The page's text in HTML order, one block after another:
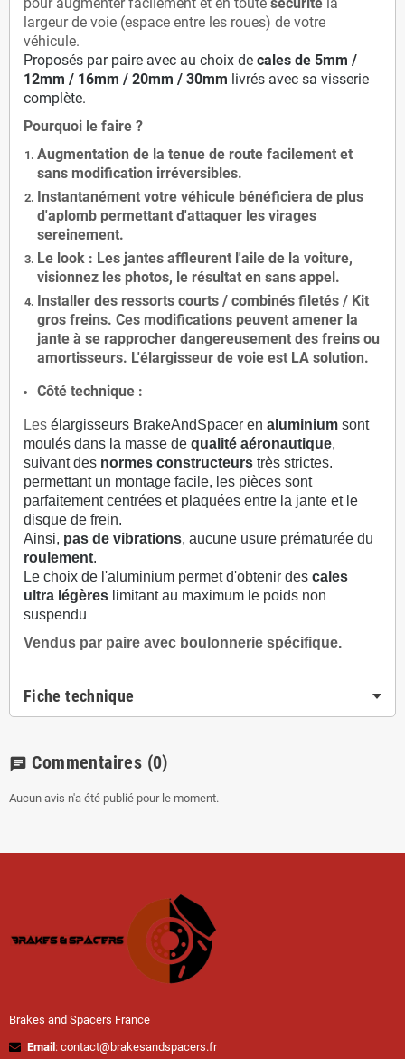
largeur de voie (espace entre les roues) de votre
véhicule.
Proposés par paire avec au choix de cales de 5mm /
12mm / 16mm / 20mm / 30mm livrés avec sa visserie
complète.
Pourquoi le faire ?
Augmentation de la tenue de route facilement et
sans modification irréversibles.
Instantanément votre véhicule bénéficiera de plus
d'aplomb permettant d'attaquer les virages
sereinement.
Le look : Les jantes affleurent l'aile de la voiture,
visionnez les photos, le résultat en sans appel.
Installer des ressorts courts / combinés filetés / Kit
gros freins. Ces modifications peuvent amener la
jante à se rapprocher dangereusement des freins ou
amortisseurs. L'élargisseur de voie est LA solution.
Côté technique :
Les élargisseurs BrakeAndSpacer en aluminium sont
moulés dans la masse de qualité aéronautique,
suivant des normes constructeurs très strictes.
permettant un montage facile, les pièces sont
parfaitement centrées et plaquées entre la jante et le
disque de frein.
Ainsi, pas de vibrations, aucune usure prématurée du
roulement.
Le choix de l'aluminium permet d'obtenir des cales
ultra légères limitant au maximum le poids non
suspendu
Vendus par paire avec boulonnerie spécifique.
Fiche technique
chat Commentaires (0)
Aucun avis n'a été publié pour le moment.
Brakes and Spacers France
Email : contact@brakesandspacers.fr